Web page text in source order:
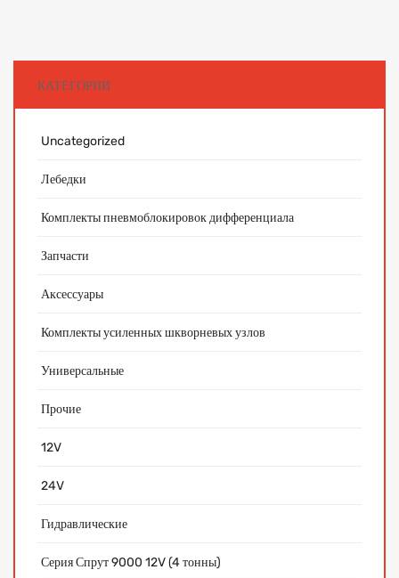
КАТЕГОРИИ
Uncategorized
Лебедки
Комплекты пневмоблокировок дифференциала
Запчасти
Аксессуары
Комплекты усиленных шкворневых узлов
Универсальные
Прочие
12V
24V
Гидравлические
Серия Спрут 9000 12V (4 тонны)